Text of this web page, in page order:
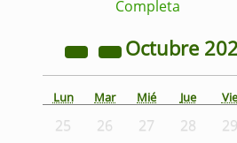
Completa
Octubre
Lun Mar Mié Jue Vie
25 26 27 28 29